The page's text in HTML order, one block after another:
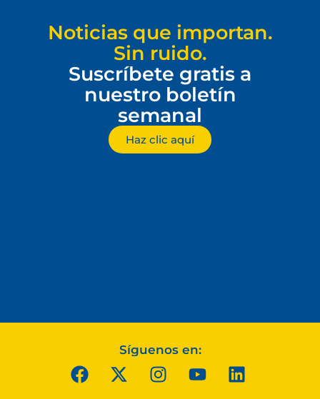
Noticias que importan.
Sin ruido.
Suscríbete gratis a
nuestro boletín
semanal
Haz clic aquí
Síguenos en: